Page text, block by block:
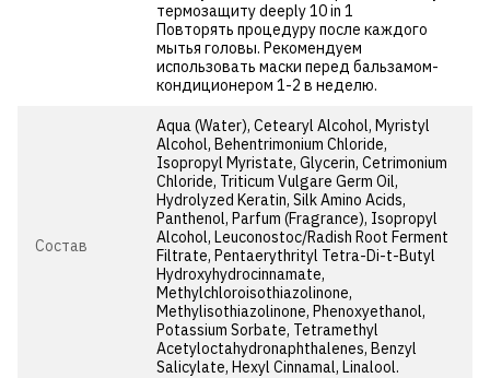
термозащиту deeply 10 in 1
Повторять процедуру после каждого
мытья головы. Рекомендуем
использовать маски перед бальзамом-
кондиционером 1-2 в неделю.
Состав
Aqua (Water), Cetearyl Alcohol, Myristyl
Alcohol, Behentrimonium Chloride,
Isopropyl Myristate, Glycerin, Cetrimonium
Chloride, Triticum Vulgare Germ Oil,
Hydrolyzed Keratin, Silk Amino Acids,
Panthenol, Parfum (Fragrance), Isopropyl
Alcohol, Leuconostoc/Radish Root Ferment
Filtrate, Pentaerythrityl Tetra-Di-t-Butyl
Hydroxyhydrocinnamate,
Methylchloroisothiazolinone,
Methylisothiazolinone, Phenoxyethanol,
Potassium Sorbate, Tetramethyl
Acetyloctahydronaphthalenes, Benzyl
Salicylate, Hexyl Cinnamal, Linalool.